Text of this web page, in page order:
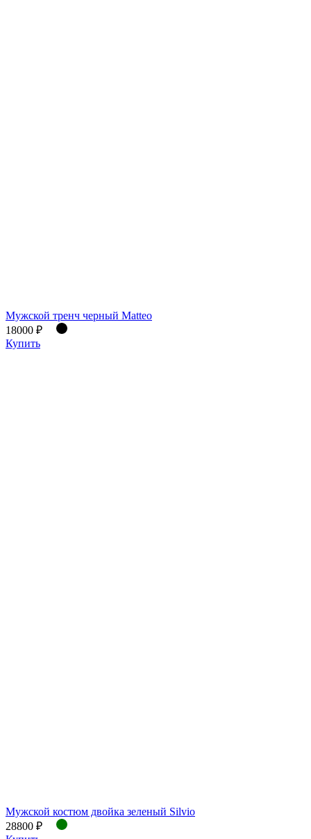
Мужской тренч черный Matteo
18000 ₽
Купить
Мужской костюм двойка зеленый Silvio
28800 ₽